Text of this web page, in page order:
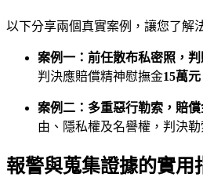
以下分享兩個真實案例，讓您了解
案例一：前任散布私密照，
判決應賠償精神慰撫金15萬元
案例二：多重惡行勒索，賠
由、隱私權及名譽權，判決
報警與蒐集證據的實用